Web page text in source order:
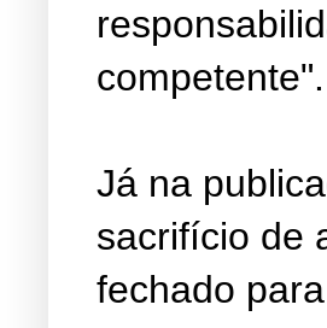
competente".
Já na
sacrifício de
fechado